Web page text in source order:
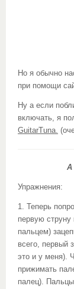
Но я обычно
при помощи
Ну а если
включать, я
GuitarTuna.
А
Упражнения:
1. Теперь
первую
пальцем)
всего, первый
это и у меня).
прижимать
палец).